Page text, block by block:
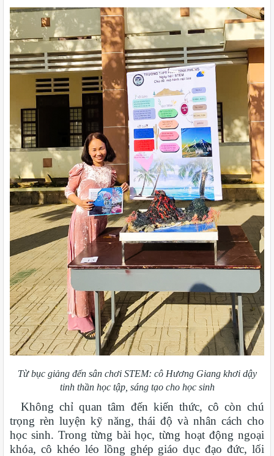
Từ bục giảng đến sân chơi STEM: cô Hương Giang khơi dậy
tinh thần học tập, sáng tạo cho học sinh
Không chỉ quan tâm đến kiến thức, cô còn chú
trọng rèn luyện kỹ năng, thái độ và nhân cách cho
học sinh. Trong từng bài học, từng hoạt động ngoại
khóa, cô khéo léo lồng ghép giáo dục đạo đức, lối